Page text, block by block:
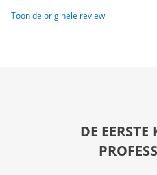
Toon de originele review
DE EERSTE